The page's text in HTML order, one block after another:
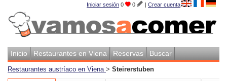
Iniciar sesión 0 0 | Crear cuenta
Inicio Restaurantes en Viena Reservas Buscar
Restaurantes austríaco en Viena > Steirerstuben